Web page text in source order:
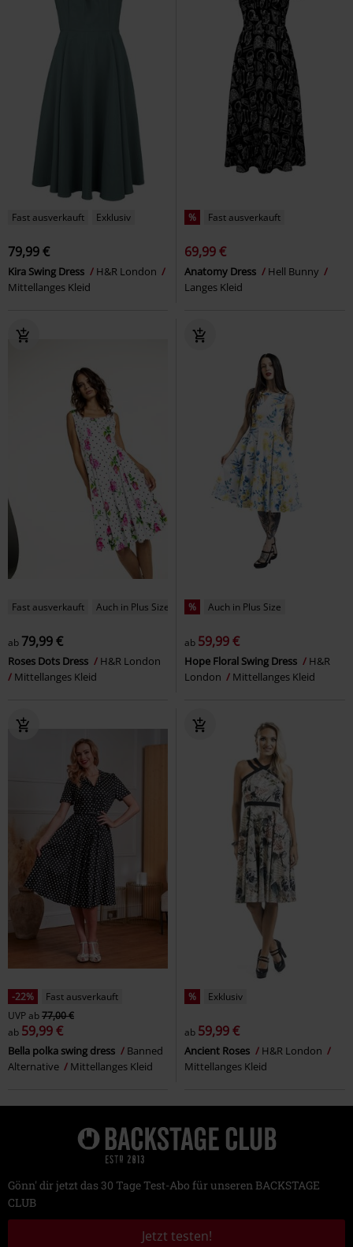
Fast ausverkauft Exklusiv
79,99 €
Kira Swing Dress
H&R London
Mittellanges Kleid
% Fast ausverkauft
69,99 €
Anatomy Dress
Hell Bunny
Langes Kleid
Fast ausverkauft Auch in Plus Size
ab 79,99 €
Roses Dots Dress
H&R London
Mittellanges Kleid
% Auch in Plus Size
ab 59,99 €
Hope Floral Swing Dress
H&R
London
Mittellanges Kleid
-22%
Fast ausverkauft
UVPab77,00 €
ab 59,99 €
Bella polka swing dress
Banned
Alternative
Mittellanges Kleid
% Exklusiv
ab 59,99 €
Ancient Roses
H&R London
Mittellanges Kleid
Gönn' dir jetzt das 30 Tage Test-Abo für unseren BACKSTAGE
CLUB
Jetzt testen!